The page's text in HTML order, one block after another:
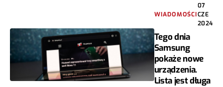
WIADOMOŚCI
07
CZE
2024
Tego dnia
Samsung
pokaże nowe
urządzenia.
Lista jest długa